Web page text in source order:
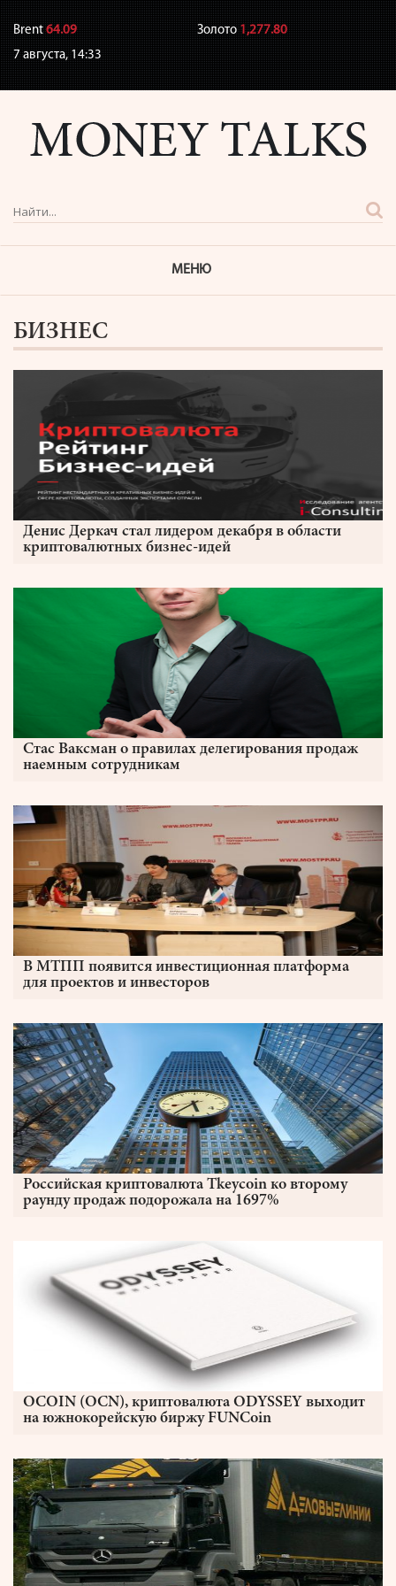
Brent64.09 Золото1,277.80
7 августа,14:33
МЕНЮ
БИЗНЕС
Денис Деркач стал лидером декабря в области
криптовалютных бизнес-идей
Стас Ваксман о правилах делегирования продаж
наемным сотрудникам
В МТПП появится инвестиционная платформа
для проектов и инвесторов
Российская криптовалюта Tkeycoin ко второму
раунду продаж подорожала на 1697%
OCOIN (OCN), криптовалюта ODYSSEY выходит
на южнокорейскую биржу FUNCoin